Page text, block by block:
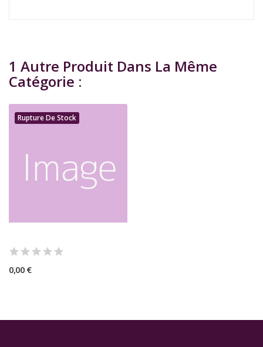
1 Autre Produit Dans La Même
Catégorie :
Rupture De Stock
0,00 €